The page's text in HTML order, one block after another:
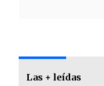
Las + leídas